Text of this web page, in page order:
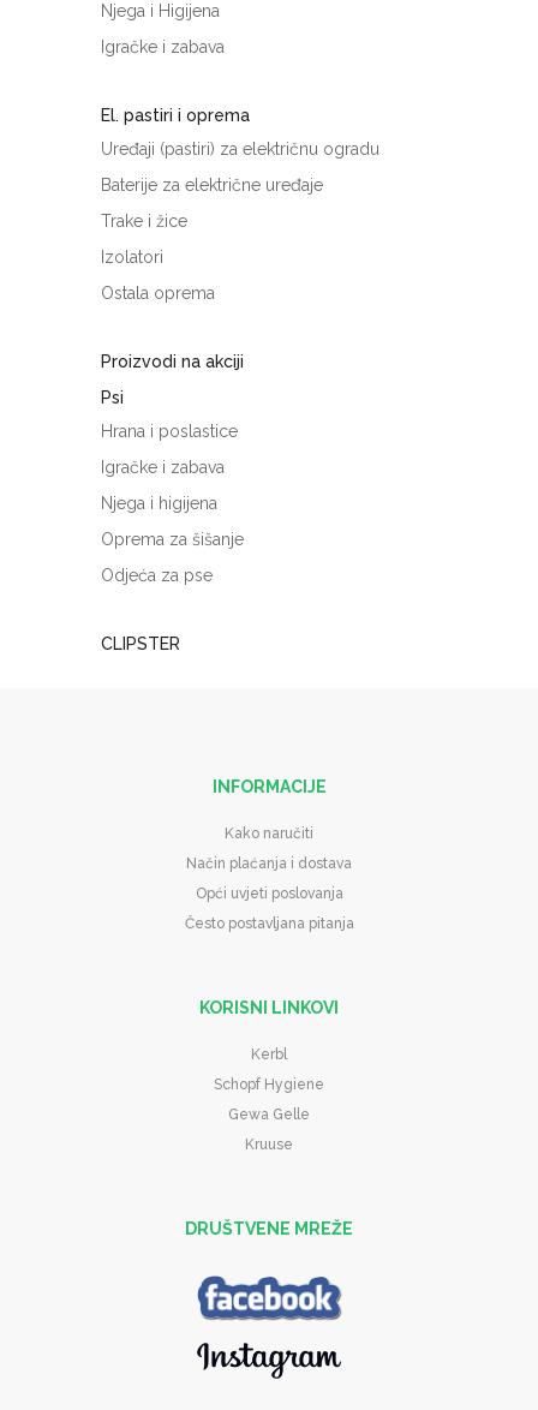
Njega i Higijena
Igračke i zabava
El. pastiri i oprema
Uređaji (pastiri) za električnu ogradu
Baterije za električne uređaje
Trake i žice
Izolatori
Ostala oprema
Proizvodi na akciji
Psi
Hrana i poslastice
Igračke i zabava
Njega i higijena
Oprema za šišanje
Odjeća za pse
CLIPSTER
INFORMACIJE
Kako naručiti
Način plaćanja i dostava
Opći uvjeti poslovanja
Često postavljana pitanja
KORISNI LINKOVI
Kerbl
Schopf Hygiene
Gewa Gelle
Kruuse
DRUŠTVENE MREŽE